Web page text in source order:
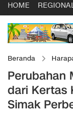
HOME
Beranda
Perubahan
dari Kertas
Simak